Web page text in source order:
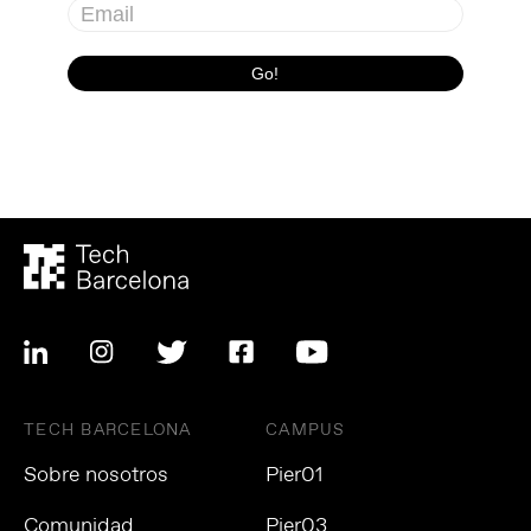
TECH BARCELONA
Sobre nosotros
CAMPUS
Pier01